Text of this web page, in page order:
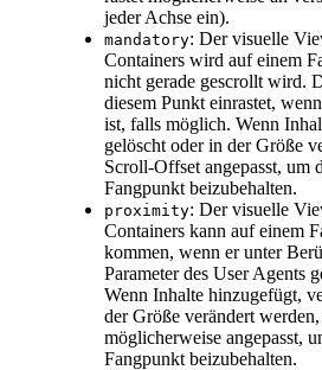
jeder Achse ein).
mandatory: Der visuelle
Containers wird auf einem
nicht gerade gescrollt wird.
diesem Punkt einrastet,
ist, falls möglich. Wenn
gelöscht oder in der Größe
Scroll-Offset angepasst, um
Fangpunkt beizubehalten.
proximity: Der visuelle
Containers kann auf einem
kommen, wenn er unter
Parameter des User Agents
Wenn Inhalte hinzugefügt,
der Größe verändert
möglicherweise angepasst,
Fangpunkt beizubehalten.